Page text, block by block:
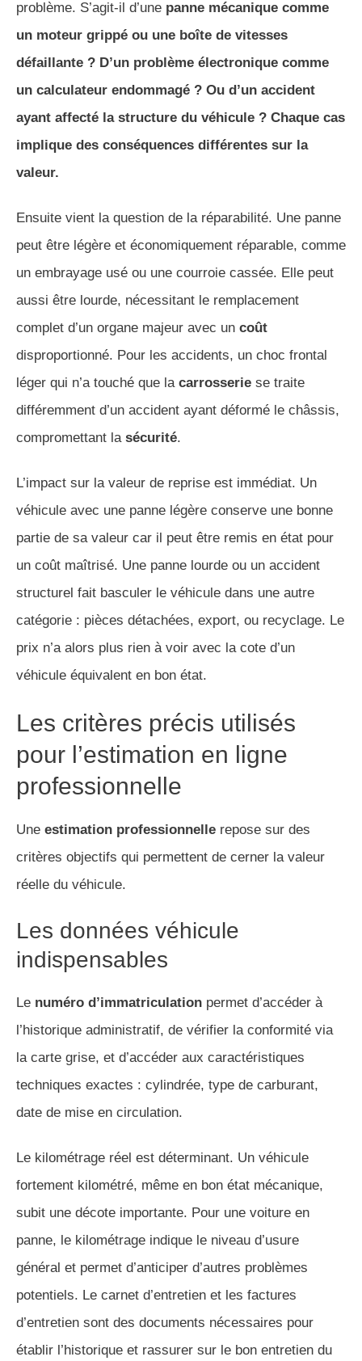
problème. S’agit-il d’une panne mécanique comme
un moteur grippé ou une boîte de vitesses
défaillante ? D’un problème électronique comme
un calculateur endommagé ? Ou d’un accident
ayant affecté la structure du véhicule ? Chaque cas
implique des conséquences différentes sur la
valeur.
Ensuite vient la question de la réparabilité. Une panne
peut être légère et économiquement réparable, comme
un embrayage usé ou une courroie cassée. Elle peut
aussi être lourde, nécessitant le remplacement
complet d’un organe majeur avec un coût
disproportionné. Pour les accidents, un choc frontal
léger qui n’a touché que la carrosserie se traite
différemment d’un accident ayant déformé le châssis,
compromettant la sécurité.
L’impact sur la valeur de reprise est immédiat. Un
véhicule avec une panne légère conserve une bonne
partie de sa valeur car il peut être remis en état pour
un coût maîtrisé. Une panne lourde ou un accident
structurel fait basculer le véhicule dans une autre
catégorie : pièces détachées, export, ou recyclage. Le
prix n’a alors plus rien à voir avec la cote d’un
véhicule équivalent en bon état.
Les critères précis utilisés
pour l’estimation en ligne
professionnelle
Une estimation professionnelle repose sur des
critères objectifs qui permettent de cerner la valeur
réelle du véhicule.
Les données véhicule
indispensables
Le numéro d’immatriculation permet d’accéder à
l’historique administratif, de vérifier la conformité via
la carte grise, et d’accéder aux caractéristiques
techniques exactes : cylindrée, type de carburant,
date de mise en circulation.
Le kilométrage réel est déterminant. Un véhicule
fortement kilométré, même en bon état mécanique,
subit une décote importante. Pour une voiture en
panne, le kilométrage indique le niveau d’usure
général et permet d’anticiper d’autres problèmes
potentiels. Le carnet d’entretien et les factures
d’entretien sont des documents nécessaires pour
établir l’historique et rassurer sur le bon entretien du